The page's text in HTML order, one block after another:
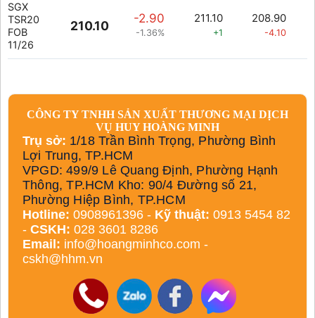
SGX
TSR20
FOB
11/26
210.10
-2.90
-1.36%
211.10
+1
208.90
-4.10
CÔNG TY TNHH SẢN XUẤT THƯƠNG MẠI DỊCH
VỤ HUY HOÀNG MINH
Trụ sở: 1/18 Trần Bình Trọng, Phường Bình
Lợi Trung, TP.HCM
VPGD: 499/9 Lê Quang Định, Phường Hạnh
Thông, TP.HCM Kho: 90/4 Đường số 21,
Phường Hiệp Bình, TP.HCM
Hotline: 0908961396 - Kỹ thuật: 0913 5454 82
- CSKH: 028 3601 8286
Email: info@hoangminhco.com -
cskh@hhm.vn